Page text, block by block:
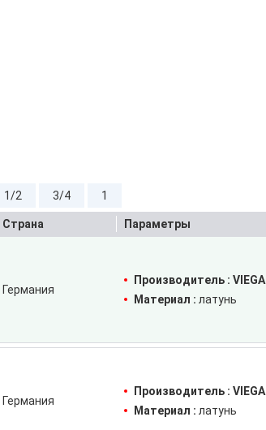
1/2 3/4 1
Страна Параметры
Германия
Производитель : VIEGA
Материал : латунь
Германия
Производитель : VIEGA
Материал : латунь